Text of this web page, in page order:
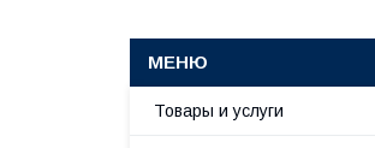
Товары и услуги